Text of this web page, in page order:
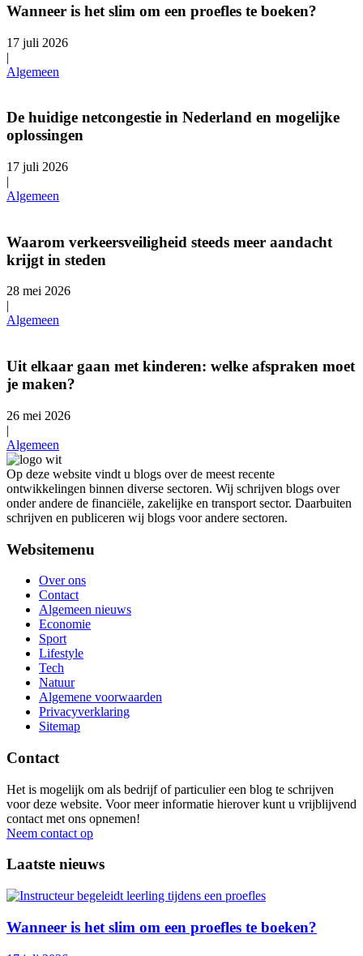
Wanneer is het slim om een proefles te boeken?
17 juli 2026
|
Algemeen
De huidige netcongestie in Nederland en mogelijke
oplossingen
17 juli 2026
|
Algemeen
Waarom verkeersveiligheid steeds meer aandacht
krijgt in steden
28 mei 2026
|
Algemeen
Uit elkaar gaan met kinderen: welke afspraken moet
je maken?
26 mei 2026
|
Algemeen
Op deze website vindt u blogs over de meest recente
ontwikkelingen binnen diverse sectoren. Wij schrijven blogs over
onder andere de financiële, zakelijke en transport sector. Daarbuiten
schrijven en publiceren wij blogs voor andere sectoren.
Websitemenu
Over ons
Contact
Algemeen nieuws
Economie
Sport
Lifestyle
Tech
Natuur
Algemene voorwaarden
Privacyverklaring
Sitemap
Contact
Het is mogelijk om als bedrijf of particulier een blog te schrijven
voor deze website. Voor meer informatie hierover kunt u vrijblijvend
contact met ons opnemen!
Neem contact op
Laatste nieuws
Wanneer is het slim om een proefles te boeken?